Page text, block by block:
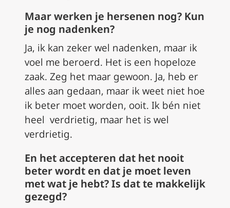
Maar werken je hersenen nog? Kun
je nog nadenken?
Ja, ik kan zeker wel nadenken, maar ik
voel me beroerd. Het is een hopeloze
zaak. Zeg het maar gewoon. Ja, heb er
alles aan gedaan, maar ik weet niet hoe
ik beter moet worden, ooit. Ik bén niet
heel verdrietig, maar het is wel
verdrietig.
En het accepteren dat het nooit
beter wordt en dat je moet leven
met wat je hebt? Is dat te makkelijk
gezegd?